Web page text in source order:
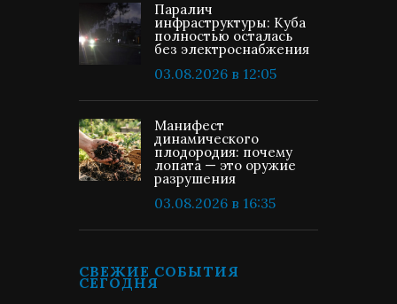
Паралич
инфраструктуры: Куба
полностью осталась
без электроснабжения
03.08.2026 в 12:05
Манифест
динамического
плодородия: почему
лопата — это оружие
разрушения
03.08.2026 в 16:35
СВЕЖИЕ СОБЫТИЯ
СЕГОДНЯ